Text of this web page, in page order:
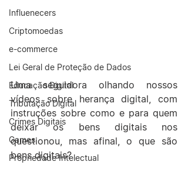
Influenecers
Criptomoedas
e-commerce
Lei Geral de Proteção de Dados
Educação Digital
Tributação Digital
Crimes Digitais
Games
Propriedade Intelectual
Uma seguidora olhando nossos
vídeos sobre herança digital, com
instruções sobre como e para quem
deixar os bens digitais nos
questionou, mas afinal, o que são
bens digitais?